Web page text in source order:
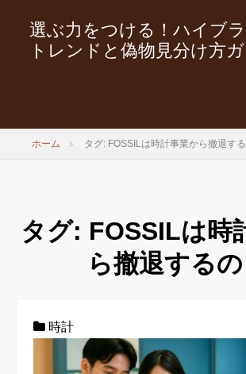
選ぶ力をつける！ハイブ
トレンドと偽物見分け方
ホーム タグ: FOSSILは時計事業から撤退す
タグ: FOSSILは時
ら撤退するの
時計